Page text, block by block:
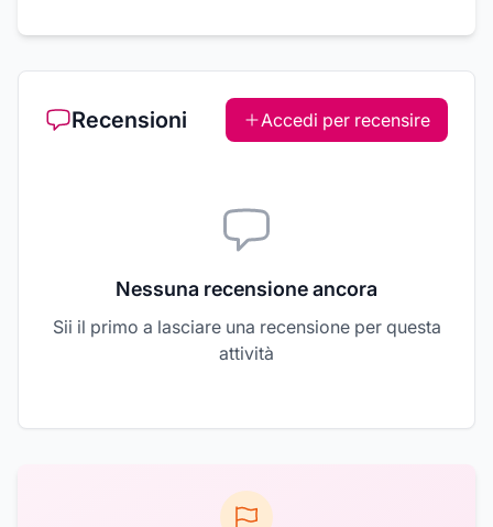
Recensioni Accedi per recensire
Nessuna recensione ancora
Sii il primo a lasciare una recensione per questa
attività